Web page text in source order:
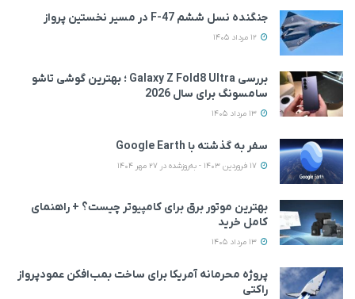
جنگنده نسل ششم F-47 در مسیر نخستین پرواز
بررسی Galaxy Z Fold8 Ultra ؛ بهترین گوشی تاشو
سامسونگ برای سال 2026
سفر به گذشته با Google Earth
بهترین موتور برق برای کامپیوتر چیست؟ + راهنمای
کامل خرید
پروژه محرمانه آمریکا برای ساخت بمب‌افکن عمودپرواز
راکتی